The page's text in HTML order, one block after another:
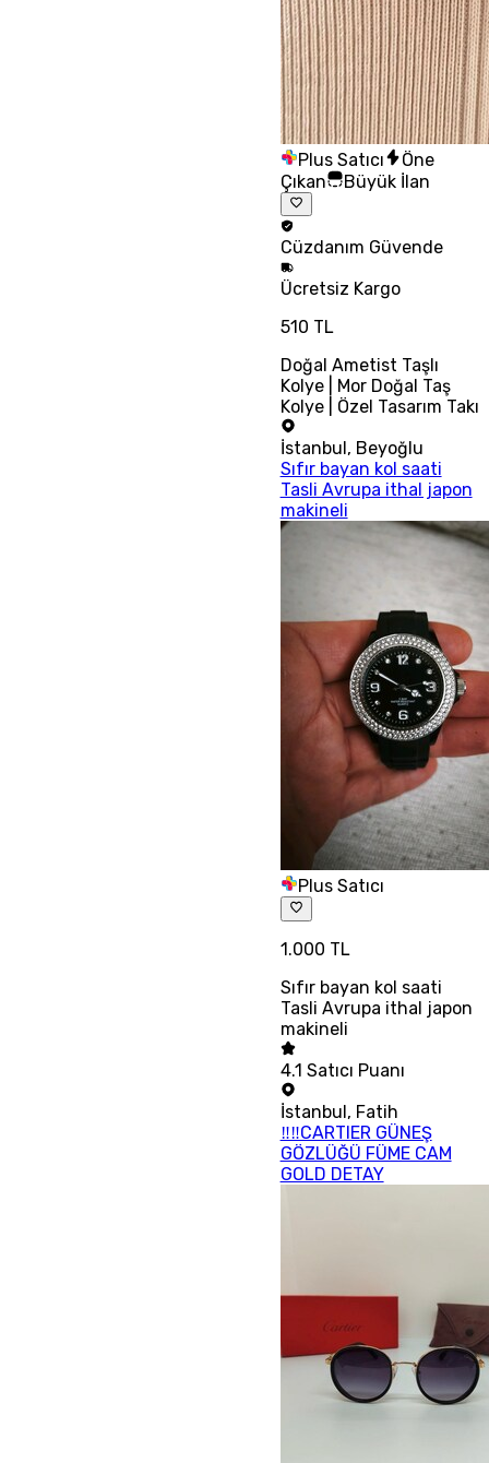
Plus Satıcı
Öne
Çıkan
Büyük İlan
Cüzdanım Güvende
Ücretsiz Kargo
510 TL
Doğal Ametist Taşlı
Kolye | Mor Doğal Taş
Kolye | Özel Tasarım Takı
İstanbul , Beyoğlu
Sıfır bayan kol saati
Tasli Avrupa ithal japon
makineli
Plus Satıcı
1.000 TL
Sıfır bayan kol saati
Tasli Avrupa ithal japon
makineli
4.1 Satıcı Puanı
İstanbul, Fatih
‼‼CARTIER GÜNEŞ
GÖZLÜĞÜ FÜME CAM
GOLD DETAY